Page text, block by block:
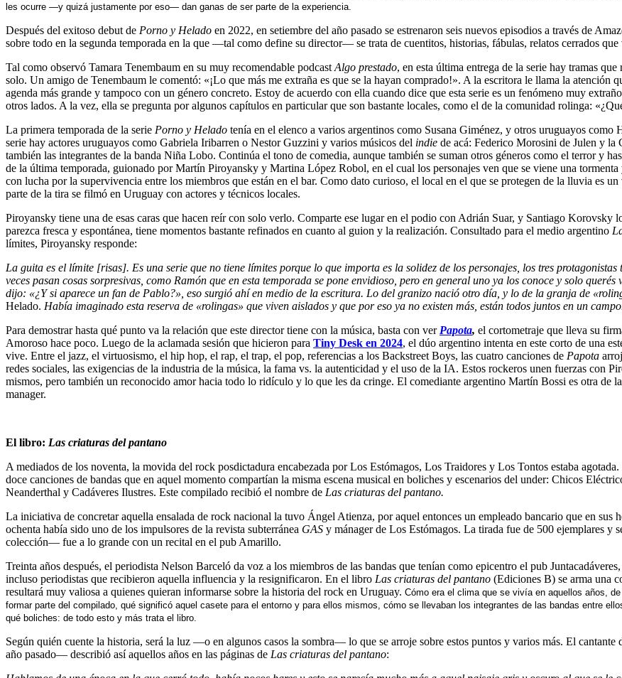
les ocurre —y quizá justamente por eso— dan ganas de ser parte de la experiencia.
Después del exitoso debut de Porno y Helado en 2022, en setiembre del año pasado se estrenaron seis nuevos episodios a través de
sobre todo en la segunda temporada en la que —tal como define su director— se trata de cuentitos, historias, fábulas, relatos cerrados que
Tal como observó Tamara Tenembaum en su muy recomendable podcast Algo prestado, en esta última entrega de la serie hay tramas que
solo. Un amigo de Tenembaum le comentó: «¡Lo que más me extraña es que se la hayan comprado!». A la escritora le llama la atención
agenda más grande y tampoco con un género concreto. Estoy de acuerdo con ella cuando dice que esta serie es un fenómeno muy
otros lados. A la vez, ella se pregunta por algunos capítulos en particular que son bastante locales, como el de la comunidad rolinga:
La primera temporada de la serie Porno y Helado tenía en el elenco a varios argentinos como Susana Giménez, y otros uruguayos
serie hay actores uruguayos como Gabriela Iribarren o Nestor Guzzini y varios músicos del indie de acá: Federico Morosini de Julen y la
también las integrantes de la banda Niña Lobo. Continúa el tono de comedia, aunque también se suman otros géneros como el terror y
de la última temporada, guionado por Martín Piroyansky y Martina López Robol, en el cual los personajes ven que se viene una
con lucha por la supervivencia entre los miembros que están en el bar. Como dato curioso, el local en el que se protegen de la lluvia es
parte de la tira se filmó en Uruguay con actores y técnicos locales.
Piroyansky tiene una de esas caras que hacen reír con solo verlo. Comparte ese lugar en el podio con Adrián Suar, y Santiago Korovsky
parezca fresca y espontánea, tiene momentos bastante refinados en cuanto al guion y la realización. Consultado para el medio argentino
límites, Piroyansky responde:
La guita es el límite [risas]. Es una serie que no tiene límites porque lo que importa es la solidez de los personajes, los tres
veces pasan cosas sorpresivas, como Ramón que en esta temporada se pone envidioso, pero en general uno ya los conoce y solo
dijo: «¿Y si aparece un fan de Pablo?» , eso surgió ahí en medio de la escritura. Lo del granizo nació otro día, y lo de la granja de «r
Helado. Había imaginado esta reserva de «rolingas» que viven aislados y que por eso ya no existen más, están todos juntos en un
Para demostrar hasta qué punto va la relación que este director tiene con la música, basta con ver Papota, el cortometraje que lleva su
Amoroso hace poco. Luego de la aclamada sesión que hicieron para Tiny Desk en 2024, el dúo argentino intenta en este corto de una
vive. Entre el jazz, el virtuosismo, el hip hop, el rap, el trap, el pop, referencias a los Backstreet Boys, las cuatro canciones de Papota
redes sociales, las exigencias de la industria de la música, la fama vs. la autenticidad y el uso de la IA. Estos rockeros unen fuerzas con
mismos, pero también un reconocido amor hacia todo lo ridículo y lo que les da cringe. El comediante argentino Martín Bossi es otra de
manager.
El libro: Las criaturas del pantano
A mediados de los noventa, la movida del rock posdictadura encabezada por Los Estómagos, Los Traidores y Los Tontos estaba
doce canciones de bandas que en aquel momento compartían la misma escena musical en boliches y escenarios del under: Chicos
Neanderthal y Cadáveres Ilustres. Este compilado recibió el nombre de Las criaturas del pantano.
La iniciativa de concretar aquella ensalada de rock nacional la tuvo Ángel Atienza, por aquel entonces un empleado bancario que en
ochenta había sido uno de los impulsores de la revista subterránea GAS y mánager de Los Estómagos. La tirada fue de 500 ejemplares
colección— fue a lo grande con un recital en el pub Amarillo.
Treinta años después, el periodista Nelson Barceló da voz a los miembros de las bandas que tenían como epicentro el pub
incluso periodistas que recibieron aquella influencia y la resignificaron. En el libro Las criaturas del pantano (Ediciones B) se arma una
resultará muy valiosa a quienes quieran informarse sobre la historia del rock en Uruguay. Cómo era el clima que se vivía en aquellos años,
formar parte del compilado, qué significó aquel casete para el entorno y para ellos mismos, cómo se llevaban los integrantes de las bandas entre
qué boliches: de todo esto y más trata el libro.
Según quién cuente la historia, será la luz —o en algunos casos la sombra— lo que se arroje sobre estos puntos y varios más. El
año pasado— describió así aquellos años en las páginas de Las criaturas del pantano: